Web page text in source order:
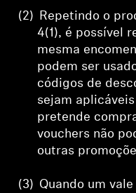
(2) Repetindo o
4(1), é possível
mesma
podem ser
códigos de
sejam
pretende
vouchers não
outras
(3) Quando um